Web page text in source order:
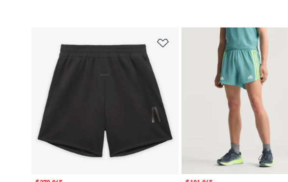
Añadir a la lista de deseos